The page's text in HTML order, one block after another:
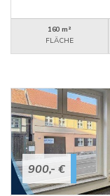
160 m²
FLÄCHE
900,- €